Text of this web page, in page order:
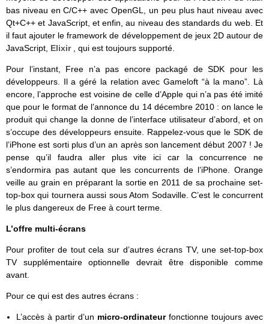
bas niveau en C/C++ avec OpenGL, un peu plus haut niveau avec
Qt+C++ et JavaScript, et enfin, au niveau des standards du web. Et
il faut ajouter le framework de développement de jeux 2D autour de
JavaScript, Elixir , qui est toujours supporté.
Pour l’instant, Free n’a pas encore packagé de SDK pour les
développeurs. Il a géré la relation avec Gameloft “à la mano”. Là
encore, l’approche est voisine de celle d’Apple qui n’a pas été imité
que pour le format de l’annonce du 14 décembre 2010 : on lance le
produit qui change la donne de l’interface utilisateur d’abord, et on
s’occupe des développeurs ensuite. Rappelez-vous que le SDK de
l’iPhone est sorti plus d’un an après son lancement début 2007 ! Je
pense qu’il faudra aller plus vite ici car la concurrence ne
s’endormira pas autant que les concurrents de l’iPhone. Orange
veille au grain en préparant la sortie en 2011 de sa prochaine set-
top-box qui tournera aussi sous Atom Sodaville. C’est le concurrent
le plus dangereux de Free à court terme.
L’offre multi-écrans
Pour profiter de tout cela sur d’autres écrans TV, une set-top-box
TV supplémentaire optionnelle devrait être disponible comme
avant.
Pour ce qui est des autres écrans :
L’accès à partir d’un micro-ordinateurfonctionne toujours avec